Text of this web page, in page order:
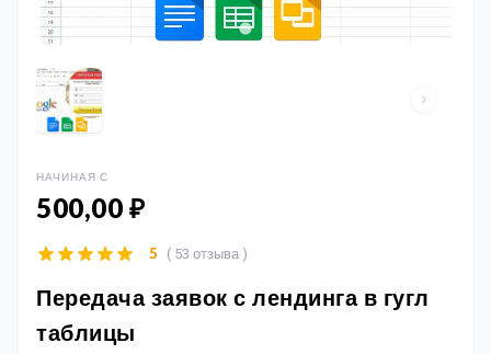
НАЧИНАЯ С
500,00 ₽
Передача заявок с лендинга в гугл
таблицы
5 ( 53 отзыва )